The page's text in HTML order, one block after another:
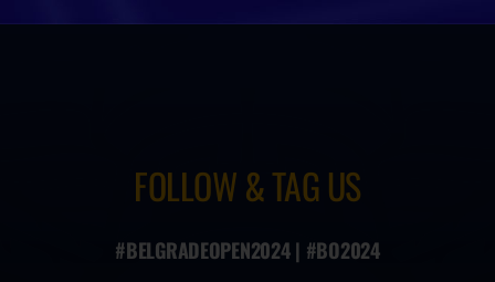
FOLLOW & TAG US
#BELGRADEOPEN2024 | #BO2024